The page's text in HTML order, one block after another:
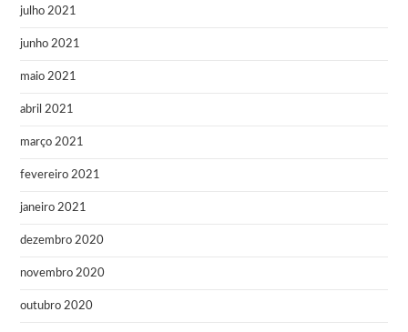
julho 2021
junho 2021
maio 2021
abril 2021
março 2021
fevereiro 2021
janeiro 2021
dezembro 2020
novembro 2020
outubro 2020